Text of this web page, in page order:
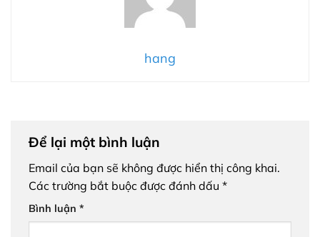
hang
Để lại một bình luận
Email của bạn sẽ không được hiển thị công khai.
Các trường bắt buộc được đánh dấu *
Bình luận *